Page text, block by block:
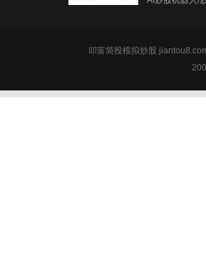
叩富简投模拟炒股